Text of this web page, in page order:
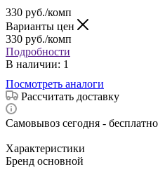
330 руб./комп
Варианты цен
330 руб./комп
Подробности
В наличии: 1
Посмотреть аналоги
Рассчитать доставку
Самовывоз сегодня - бесплатно
Характеристики
Бренд основной